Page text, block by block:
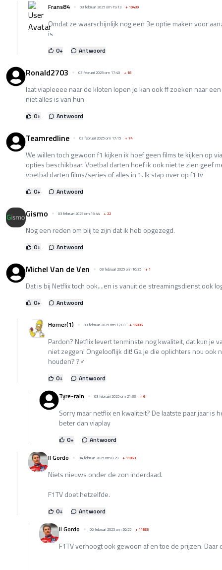
Frans84 03 februari 2025 om 19:13 +10439
Omdat ze waarschijnlijk nog een 3e optie maken voor
is
0+ Antwoord
Ronald2703 03 februari 2025 om 17:40 +18
laat viapleeee naar de kloten lopen je kan ook ff zoeken naar
niet alles is van hun
0+ Antwoord
Teamredline 03 februari 2025 om 17:15 +74
We willen toch gewoon f1 kijken ik hoef geen films te kijken op
opties beschikbaar. Voetbal darten hoef ik ook niet te zien geef
voetbal darten films/series of alles in 1. Ik stap over op f1 tv
0+ Antwoord
Gismo 03 februari 2025 om 16:44 +22
Nog een reden om blij te zijn dat ik heb opgezegd.
0+ Antwoord
Michel Van de Ven 03 februari 2025 om 16:35 +1
Dat is bij Netflix toch ook....en is vanuit de streamingsdienst ook
0+ Antwoord
Homer(1) 03 februari 2025 om 17:03 +15096
Pardon? Netflix levert tenminste nog kwaliteit, dat kun je
niet zeggen! Ongelooflijk dit! Ga je die oplichters nou ook
houden? ?‍♂️
0+
Antwoord
Tyre-rain
03 februari 2025 om 21:33 +6
Sorry maar netflix en kwaliteit? De laatste paar jaar is
beter dan viaplay
0+
Antwoord
Il Gordo
04 februari 2025 om 8:29 +11863
Niets nieuws onder de zon inderdaad.
F1TV doet hetzelfde.
0+
Antwoord
Il Gordo
06 februari 2025 om 20:55 +11863
F1TV verhoogt ook gewoon af en toe de prijzen. Daar